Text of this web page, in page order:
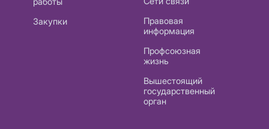
Закупки
Правовая
информация
Профсоюзная
жизнь
Вышестоящий
государственный
орган